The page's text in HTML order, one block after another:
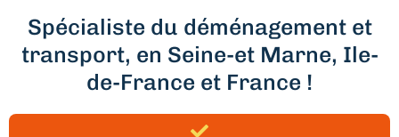
Spécialiste du déménagement et
transport, en Seine-et Marne, Ile-
de-France et France !